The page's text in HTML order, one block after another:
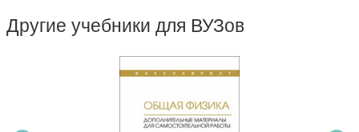
Другие учебники для ВУЗов